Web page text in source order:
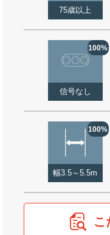
75歳以上
100%
信号なし
100%
幅3.5～5.5m
こ